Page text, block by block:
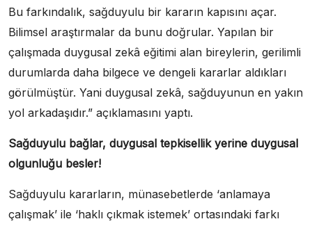
Bu farkındalık, sağduyulu bir kararın kapısını açar.
Bilimsel araştırmalar da bunu doğrular. Yapılan bir
çalışmada duygusal zekâ eğitimi alan bireylerin, gerilimli
durumlarda daha bilgece ve dengeli kararlar aldıkları
görülmüştür. Yani duygusal zekâ, sağduyunun en yakın
yol arkadaşıdır.” açıklamasını yaptı.
Sağduyulu bağlar, duygusal tepkisellik yerine duygusal
olgunluğu besler!
Sağduyulu kararların, münasebetlerde ‘anlamaya
çalışmak’ ile ‘haklı çıkmak istemek’ ortasındaki farkı